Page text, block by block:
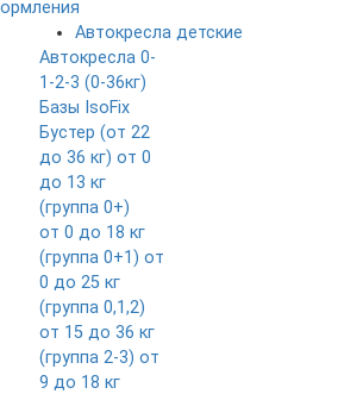
Автокресла детские
Автокресла 0-
1-2-3 (0-36кг)
Базы IsoFix
Бустер (от 22
до 36 кг) от 0
до 13 кг
(группа 0+)
от 0 до 18 кг
(группа 0+1) от
0 до 25 кг
(группа 0,1,2)
от 15 до 36 кг
(группа 2-3) от
9 до 18 кг